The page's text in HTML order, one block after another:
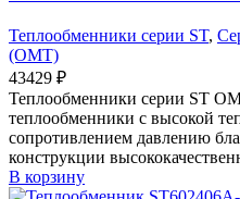
Теплообменники серии ST,
(OMT)
43429 ₽
Теплообменники серии ST
теплообменники с высокой
сопротивлением давлению
конструкции
В корзину